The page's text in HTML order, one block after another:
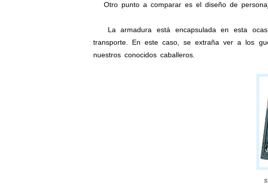
Otro punto a comparar es el diseño de
La armadura está encapsulada en esta
transporte. En este caso, se extraña ver a los
nuestros conocidos caballeros.